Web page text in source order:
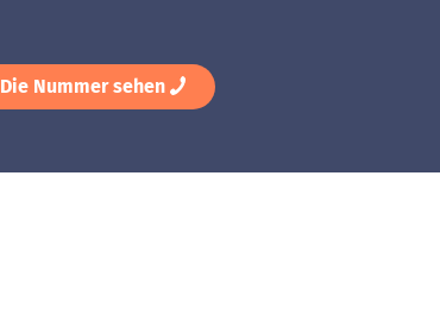
Die Nummer sehen